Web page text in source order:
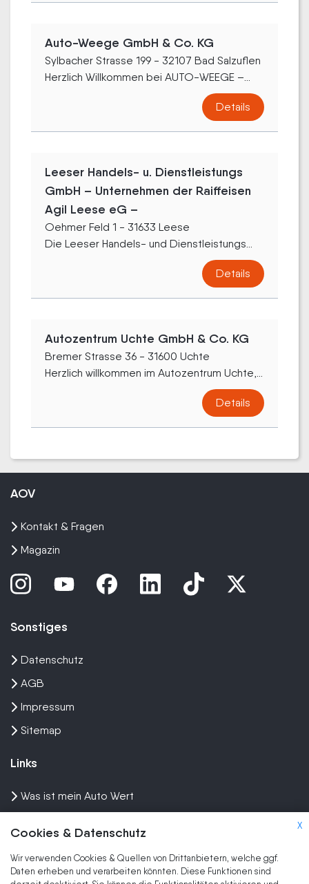
Auto-Weege GmbH & Co. KG
Sylbacher Strasse 199 - 32107 Bad Salzuflen
Herzlich Willkommen bei AUTO-WEEGE –...
Details
Leeser Handels- u. Dienstleistungs
GmbH – Unternehmen der Raiffeisen
Agil Leese eG –
Oehmer Feld 1 - 31633 Leese
Die Leeser Handels- und Dienstleistungs...
Details
Autozentrum Uchte GmbH & Co. KG
Bremer Strasse 36 - 31600 Uchte
Herzlich willkommen im Autozentrum Uchte,...
Details
X
Cookies & Datenschutz
Wir verwenden Cookies & Quellen von Drittanbietern, welche ggf.
Daten erheben und verarbeiten könnten. Diese Funktionen sind
AOV
Kontakt & Fragen
Magazin
Sonstiges
Datenschutz
AGB
Impressum
Sitemap
Links
Was ist mein Auto Wert
Wir kaufen dein Auto